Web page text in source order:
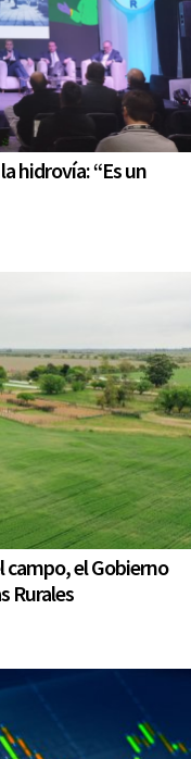
hidrovía: “Es un
campo, el Gobierno
Rurales